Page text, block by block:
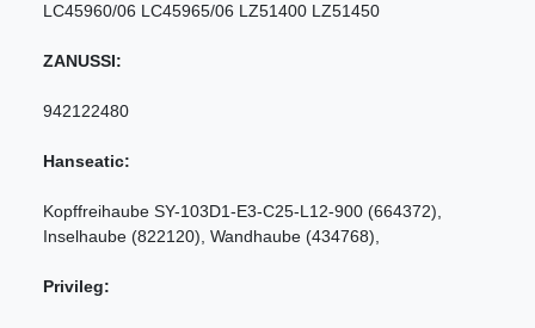
LC45960/06 LC45965/06 LZ51400 LZ51450
ZANUSSI:
942122480
Hanseatic:
Kopffreihaube SY-103D1-E3-C25-L12-900 (664372),
Inselhaube (822120), Wandhaube (434768),
Privileg: